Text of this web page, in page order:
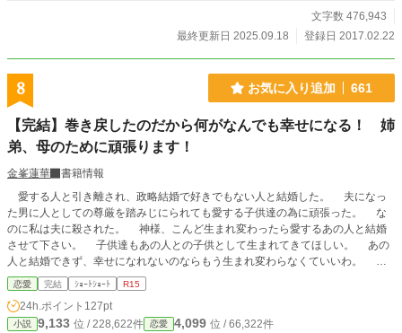
両方なので、主人公が男にもかかわらず、男性目線からやや
ずれている部分があります。 【元々、小説家になろうで連載
かたの謎が解け、メインヒロインが確定します。 【2018年1
バレになります。
文字数 476,943
最終更新日 2025.09.18
登録日 2017.02.22
8 お気に入り追加 661
【完結】巻き戻したのだから何がなんでも幸せになる！ 姉
弟、母のために頑張ります！
金峯蓮華
書籍情報
愛する人と引き離され、政略結婚で好きでもない人と結婚した。 夫になっ
た男に人としての尊厳を踏みじにられても愛する子供達の為に頑張った。 な
のに私は夫に殺された。 神様、こんど生まれ変わったら愛するあの人と結婚
させて下さい。 子供達もあの人との子供として生まれてきてほしい。 あの
人と結婚できず、幸せになれないのならもう生まれ変わらなくていいわ。 ま
たこんな人生なら生きる意味がないものね。 時間が巻き戻ったブランシュの
やり直しの物語。 ブランシュが幸せになるように導くのは娘と息子。 この物
語は息子の視点とブランシュの視点が交差します。 おかしなところがあるか
もしれませんが、独自の世界の物語なのでおおらかに見守っていただけるとうれ
恋愛 完結 ｼｮｰﾄｼｮｰﾄ R15
24h.ポイント 127pt
小説 9,133 位 / 228,622件 恋愛 4,099 位 / 66,322件